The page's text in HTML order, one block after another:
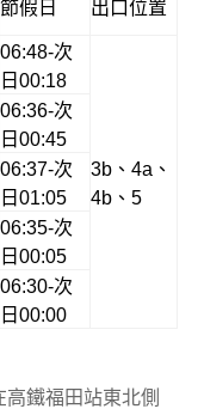
節假日 出口位置
06:48-次
日00:18
3b、4a、
4b、5
06:36-次
日00:45
06:37-次
日01:05
06:35-次
日00:05
06:30-次
日00:00
鐵福田站東北側